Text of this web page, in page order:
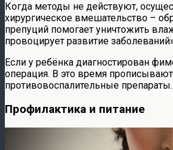
Когда методы не действуют,
хирургическое вмешательство –
препуций помогает уничтожить
провоцирует развитие
Если у ребёнка диагностирован
операция. В это время
противовоспалительные препараты.
Профилактика и питание